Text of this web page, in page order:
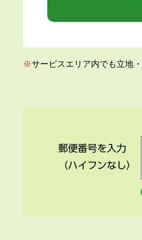
※サービスエリア内でも立地
郵便番号を入力
（ハイフンなし）